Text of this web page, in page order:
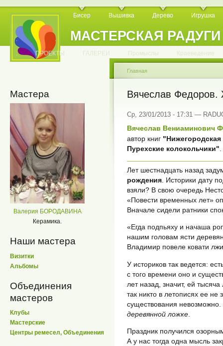
МАСТЕРСКАЯ РАДУГИ
Бисер Вышивка Дерево Игрушка
. . . . . . . . . . .
. ПРОЕКТЫ ГАЛЕРЕИ Промыслы Краеведение
Мастера
Валерия БОРОДАВИНА
Керамика.
Наши мастера
Визитки
Альбомы
Объединения
мастеров
Клубы
Мастерские
Центры ремесел, Объединения
Главная
Вячеслав Федоров.
Ср, 23/01/2013 - 17:31 —
Вячеслав Вениаминович
автор книг
Пурехские колокольчики"
Лет шестнадцать назад
рождения . Историки дату
взяли? В свою очередь
«Повести временных лет»
Вначале сидели ратники
«Егда подпьяху и начаша
нашим головам ясти
Владимир повеле ковати
У историков так ведется:
с того времени оно и
лет назад, значит, ей
так никто в летописях ее не
существования
деревянной ложке
Праздник получился
А у нас тогда одна мысль